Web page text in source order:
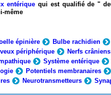
entérique qui est qualifié de "
même
épinière Bulbe rachidien
périphérique Nerfs crâniens
Système entérique
Potentiels membranaires
Neurotransmetteurs